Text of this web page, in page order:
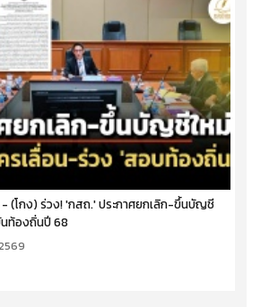
- (โกง) ร่วง! 'กสถ.' ประกาศยกเลิก-ขึ้นบัญชี
ท้องถิ่นปี 68